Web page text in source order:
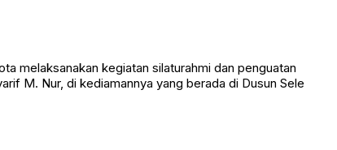
melaksanakan kegiatan silaturahmi dan penguatan
M. Nur, di kediamannya yang berada di Dusun Sele